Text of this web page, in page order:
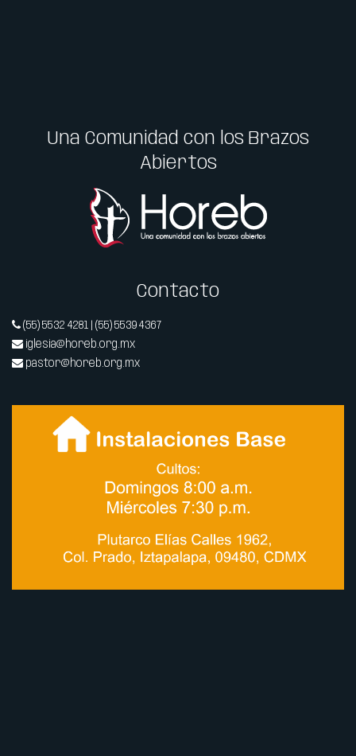
Una Comunidad con los Brazos
Abiertos
Contacto
(55) 5532 4281 | (55) 5539 4367
iglesia@horeb.org.mx
pastor@horeb.org.mx